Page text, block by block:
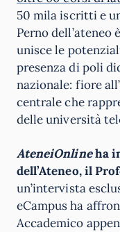
50 mila iscritti e
Perno
unisce le
presenza di poli
nazionale: fiore
centrale che
delle università
AteneiOnlineha
dell’Ateneo, il
un’intervista
eCampus ha
Accademico